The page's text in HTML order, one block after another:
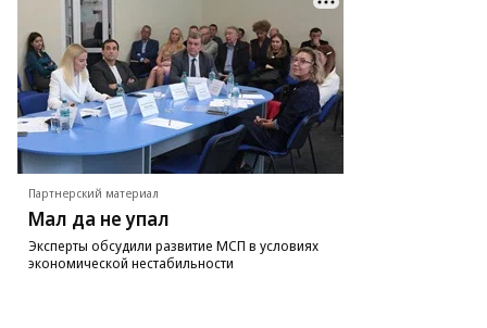
Партнерский материал
Мал да не упал
Эксперты обсудили развитие МСП в условиях
экономической нестабильности